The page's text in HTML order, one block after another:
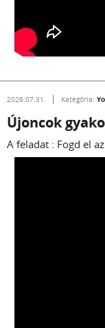
2026.07.31. Kategória:
Újoncok
A feladat : Fogd el